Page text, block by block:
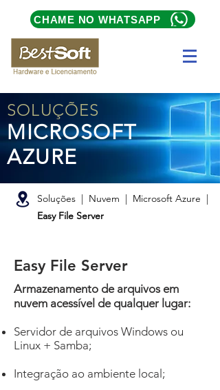
CHAME NO WHATSAPP
SOLUÇÕES
MICROSOFT
AZURE
Soluções | Nuvem | Microsoft Azure |
Easy File Server
Easy File Server
Armazenamento de arquivos em
nuvem acessível de qualquer lugar:
Servidor de arquivos Windows ou
Linux + Samba;
Integração ao ambiente local;